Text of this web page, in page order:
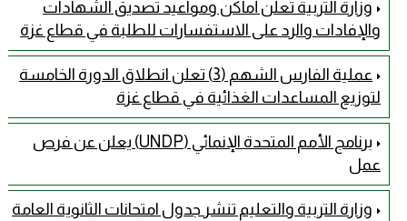
وزارة التربية تعلن أماكن ومواعيد تصديق الشهادات
والإفادات والرد على الاستفسارات للطلبة في قطاع غزة
عملية الفارس الشهم (3) تعلن انطلاق الدورة الخامسة
لتوزيع المساعدات الغذائية في قطاع غزة
برنامج الأمم المتحدة الإنمائي (UNDP) يعلن عن فرص
عمل
وزارة التربية والتعليم تنشر جدول امتحانات الثانوية العامة